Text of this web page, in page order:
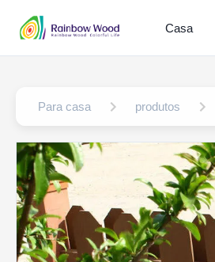
Casa
Para casa produtos